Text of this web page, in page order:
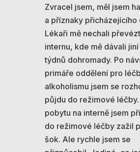
Zvracel jsem, měl jsem
a příznaky přicházejícího
Lékaři mě nechali
internu, kde mě dávali
týdnů dohromady. Po
primáře oddělení pro
alkoholismu jsem se
půjdu do režimové léčby.
pobytu na interně jsem
do režimové léčby zažil
šok. Ale rychle jsem se